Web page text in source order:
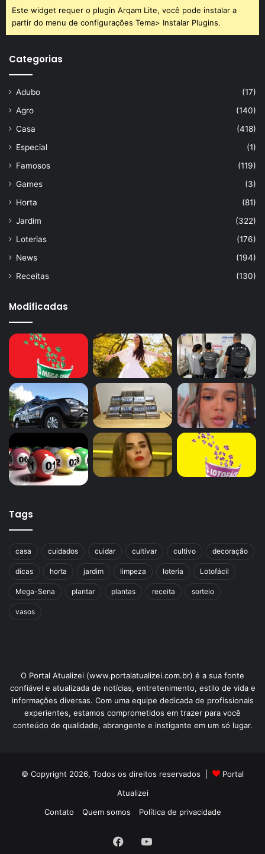
Este widget requer o plugin Arqam Lite, você pode instalar a
partir do menu de configurações Tema> Instalar Plugins.
Categorias
Adubo
(17)
Agro
(140)
Casa
(418)
Especial
(1)
Famosos
(119)
Games
(3)
Horta
(81)
Jardim
(322)
Loterias
(176)
News
(194)
Receitas
(130)
Modificadas
Tags
casa cuidados cuidar cultivar cultivo decoração
dicas horta jardim limpeza loteria Lotofácil
Mega-Sena plantar plantas receita sorteio
vasos
O Portal Atualizei (www.portalatualizei.com.br) é a sua fonte
confiável e atualizada de notícias, entretenimento, estilo de vida e
informações diversas. Com uma equipe dedicada de profissionais
experientes, estamos comprometidos em trazer para você
conteúdo de qualidade, abrangente e instigante em um só lugar.
© Copyright 2026, Todos os direitos reservados |
Portal
Atualizei
Contato
Quem somos Política de privacidade
FacebookYouTube